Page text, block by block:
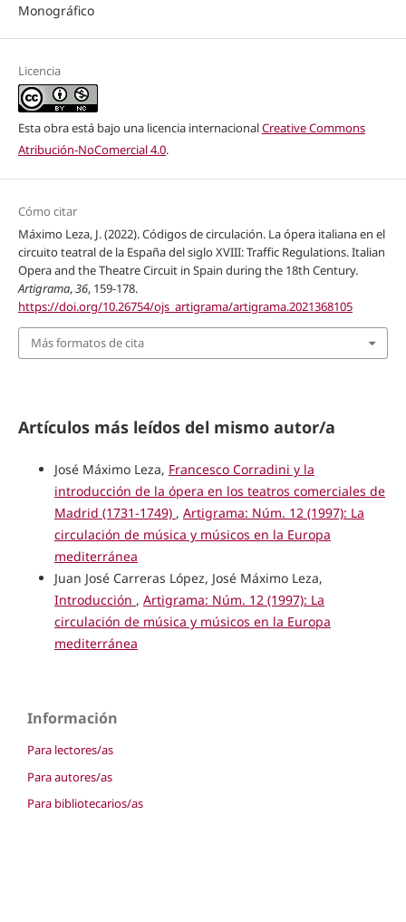
Monográfico
Licencia
Esta obra está bajo una licencia internacionalCreative Commons
Atribución-NoComercial 4.0.
Cómo citar
Máximo Leza, J. (2022). Códigos de circulación. La ópera italiana en el
circuito teatral de la España del siglo XVIII: Traffic Regulations. Italian
Opera and the Theatre Circuit in Spain during the 18th Century.
Artigrama,36, 159-178.
https://doi.org/10.26754/ojs_artigrama/artigrama.2021368105
Más formatos de cita
Artículos más leídos del mismo autor/a
José Máximo Leza, Francesco Corradini y la
introducción de la ópera en los teatros comerciales de
Madrid (1731-1749) , Artigrama: Núm. 12 (1997): La
circulación de música y músicos en la Europa
mediterránea
Juan José Carreras López, José Máximo Leza,
Introducción , Artigrama: Núm. 12 (1997): La
circulación de música y músicos en la Europa
mediterránea
Información
Para lectores/as
Para autores/as
Para bibliotecarios/as